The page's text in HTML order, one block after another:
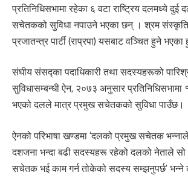
प्रतिनिधिसभामा रहेका ६ वटा राष्ट्रिय दलमध्ये
सचेतकको सुविधा नपाउने भएका छन् । श्रम संस्कृति
प्रजातन्त्र पार्टी (राप्रपा) यसबाट वञ्चित हुने भएका
संघीय संसद्का पदाधिकारी तथा सदस्यहरूको
सुविधासम्बन्धी ऐन, २०७३ अनुसार प्रतिनिधिसभामा
भएको दलले मात्र प्रमुख सचेतकको सुविधा पाउँछ।
ऐनको परिभाषा खण्डमा ‘दलको प्रमुख सचेतक भन्नाले
दशजना भन्दा बढी सदस्यहरू रहेको दलको नेताले
सचेतक भई काम गर्न तोकेको सदस्य सम्झनुपर्छ’ भन्ने